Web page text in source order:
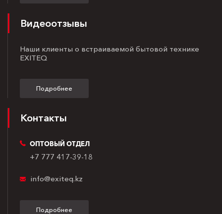
Видеоотзывы
Наши клиенты о встраиваемой бытовой технике
EXITEQ
Подробнее
Контакты
ОПТОВЫЙ ОТДЕЛ
+7 777 417-39-18
info@exiteq.kz
Подробнее